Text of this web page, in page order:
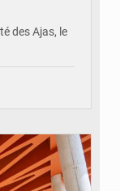
des Ajas, le